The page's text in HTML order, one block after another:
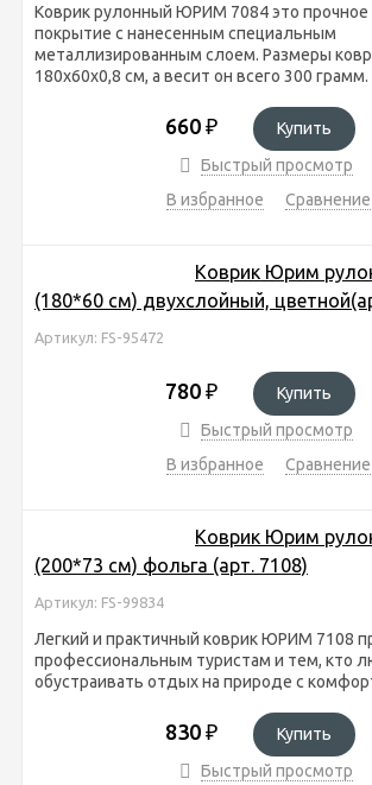
Коврик рулонный ЮРИМ 7084 это прочное
покрытие с нанесенным специальным
металлизированным слоем. Размеры
180х60х0,8 см, а весит он всего 300 грамм.
660 ₽
Купить
Быстрый просмотр
В избранное
Сравнение
Коврик Юрим
(180*60 см) двухслойный,
Артикул: FS-95472
780 ₽
Купить
Быстрый просмотр
В избранное
Сравнение
Коврик Юрим
(200*73 см) фольга (арт. 7108)
Артикул: FS-99834
Легкий и практичный коврик ЮРИМ 7108
профессиональным туристам и тем, кто
обустраивать отдых на природе с
830 ₽
Купить
Быстрый просмотр